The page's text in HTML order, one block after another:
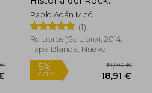
Diferente
Pablo Adán Micó
(1)
Rc Libros (sc Libro), 2014,
Tapa Blanda, Nuevo